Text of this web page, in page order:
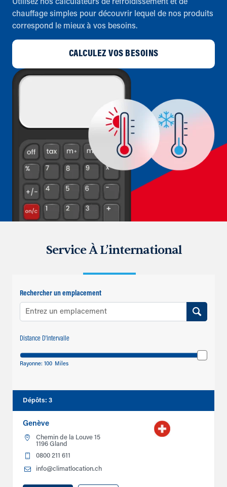
Utilisez nos calculateurs de refroidissement et de
chauffage simples pour découvrir lequel de nos produits
correspond le mieux à vos besoins.
CALCULEZ VOS BESOINS
Service À L’international
Rechercher un emplacement
Distance D'intervalle
Rayonne: 100 Miles
Dépôts: 3
Genève
Chemin de la Louve 15
1196 Gland
0800 211 611
info@climatlocation.ch